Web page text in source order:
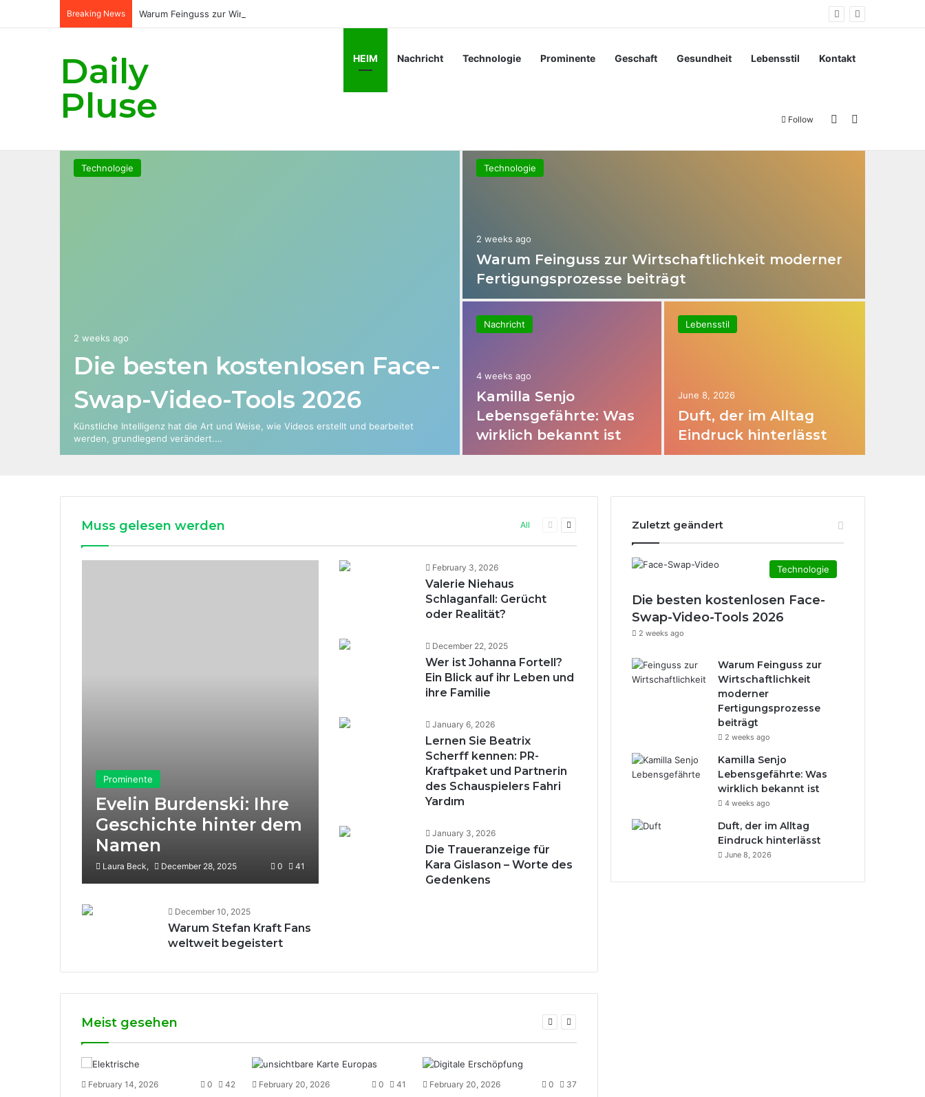
Breaking News Warum Feinguss zur Wirtschaftlichkeit moderner Fertigungsprozesse beiträgt
Daily
Pluse
HEIM Nachricht Technologie Prominente Geschaft Gesundheit Lebensstil Kontakt
Follow Sidebar
Technologie
2 weeks ago
Die besten kostenlosen Face-
Swap-Video-Tools 2026
Künstliche Intelligenz hat die Art und Weise, wie Videos erstellt und bearbeitet
werden, grundlegend verändert.…
Technologie
2 weeks ago
Warum Feinguss zur Wirtschaftlichkeit moderner
Fertigungsprozesse beiträgt
Nachricht
4 weeks ago
Kamilla Senjo
Lebensgefährte: Was
wirklich bekannt ist
Lebensstil
June 8, 2026
Duft, der im Alltag
Eindruck hinterlässt
Muss gelesen werden All
Previous
Prominente
Evelin Burdenski: Ihre
Geschichte hinter dem
Namen
Laura Beck, December 28, 2025 0 41
February 3, 2026
Valerie Niehaus
Schlaganfall: Gerücht
oder Realität?
December 22, 2025
Wer ist Johanna Fortell?
Ein Blick auf ihr Leben und
ihre Familie
January 6, 2026
Lernen Sie Beatrix
Scherff kennen: PR-
Kraftpaket und Partnerin
des Schauspielers Fahri
Yardım
January 3, 2026
Die Traueranzeige für
Kara Gislason – Worte des
Gedenkens
December 10, 2025
Warum Stefan Kraft Fans
weltweit begeistert
Meist gesehen
February 14, 2026 0 42 February 20, 2026 0 41 February 20, 2026 0 37
Zuletzt geändert
Technologie
Die besten kostenlosen Face-
Swap-Video-Tools 2026
2 weeks ago
Warum Feinguss zur
Wirtschaftlichkeit
moderner
Fertigungsprozesse
beiträgt
2 weeks ago
Kamilla Senjo
Lebensgefährte: Was
wirklich bekannt ist
4 weeks ago
Duft, der im Alltag
Eindruck hinterlässt
June 8, 2026